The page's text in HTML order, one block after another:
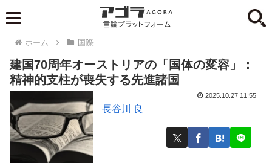
ホーム 国際
建国70周年オーストリアの「国体の変容」：
精神的支柱が喪失する先進諸国
長谷川 良
2025.10.27 11:55